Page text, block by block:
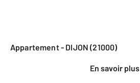
Appartement - DIJON (21000)
En savoir plus